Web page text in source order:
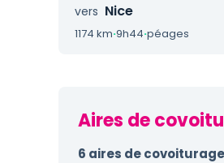
vers Nice
1174 km·9h44·péages
Aires de
6 aires de covoiturage